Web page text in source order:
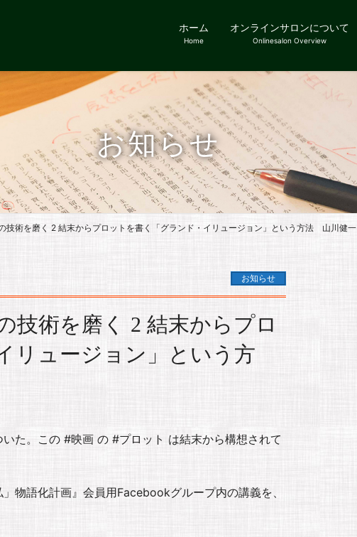
ホーム
Home
オンラインサロンについて
Onlinesalon Overview
お知らせ
技術を磨く 2 結末からプロットを書く「グランド・イリュージョン」という方法 山川健一
お知らせ
技術を磨く 2 結末からプロ
リュージョン」という方
た。この #映画 の #プロット は結末から構想されて
物語化計画』会員用Facebookグループ内の講義を、